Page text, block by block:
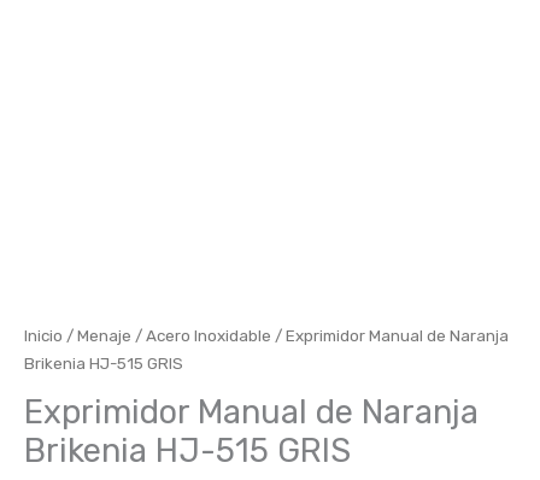
Inicio /Menaje /Acero Inoxidable / Exprimidor Manual de Naranja
Brikenia HJ-515 GRIS
Exprimidor Manual de Naranja
Brikenia HJ-515 GRIS